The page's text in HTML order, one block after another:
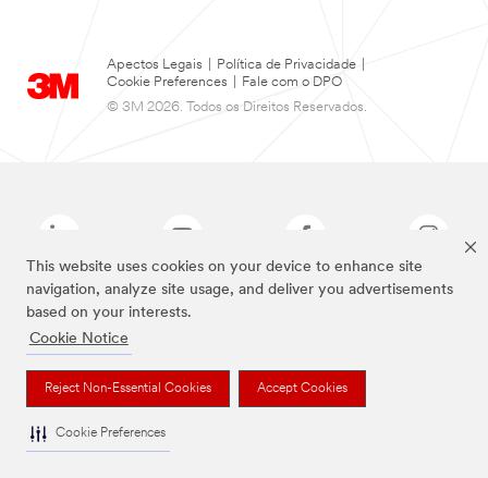
This website uses cookies on your device to enhance site
navigation, analyze site usage, and deliver you advertisements
based on your interests.
Cookie Notice
Reject Non-Essential Cookies Accept Cookies
Cookie Preferences
Apectos Legais Política de Privacidade
Cookie Preferences
Fale com o DPO
© 3M 2026. Todos os Direitos Reservados.
As marcas listadas a cima são marcas comerciais da 3M.